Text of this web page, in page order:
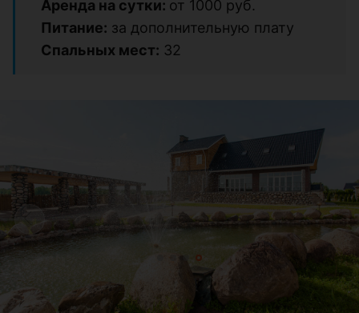
Аренда на сутки: от 1000 руб.
Питание: за дополнительную плату
Спальных мест: 32